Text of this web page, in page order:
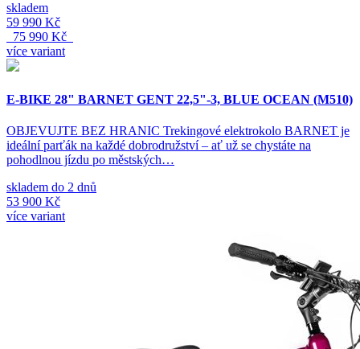
skladem
59 990 Kč
75 990 Kč
více variant
E-BIKE 28" BARNET GENT 22,5"-3, BLUE OCEAN (M510)
OBJEVUJTE BEZ HRANIC Trekingové elektrokolo BARNET je
ideální parťák na každé dobrodružství – ať už se chystáte na
pohodlnou jízdu po městských…
skladem do 2 dnů
53 900 Kč
více variant